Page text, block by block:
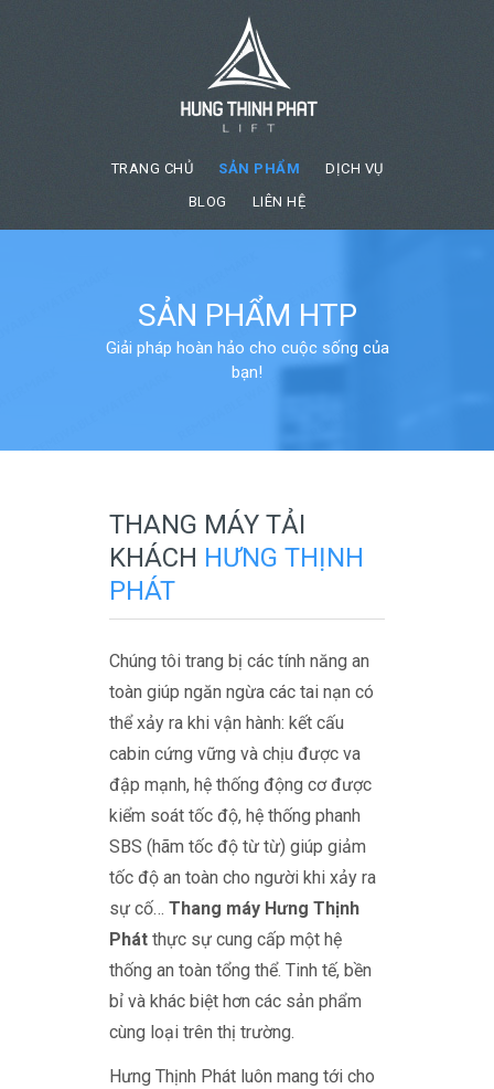
TRANG CHỦ SẢN PHẨM
DỊCH VỤ
BLOG
LIÊN HỆ
SẢN PHẨM HTP
Giải pháp hoàn hảo cho cuộc sống của
bạn!
THANG MÁY TẢI
KHÁCH HƯNG THỊNH
PHÁT
Chúng tôi trang bị các tính năng an
toàn giúp ngăn ngừa các tai nạn có
thể xảy ra khi vận hành: kết cấu
cabin cứng vững và chịu được va
đập mạnh, hệ thống động cơ được
kiểm soát tốc độ, hệ thống phanh
SBS (hãm tốc độ từ từ) giúp giảm
tốc độ an toàn cho người khi xảy ra
sự cố… Thang máy Hưng Thịnh
Phát thực sự cung cấp một hệ
thống an toàn tổng thể. Tinh tế, bền
bỉ và khác biệt hơn các sản phẩm
cùng loại trên thị trường.
Hưng Thịnh Phát luôn mang tới cho